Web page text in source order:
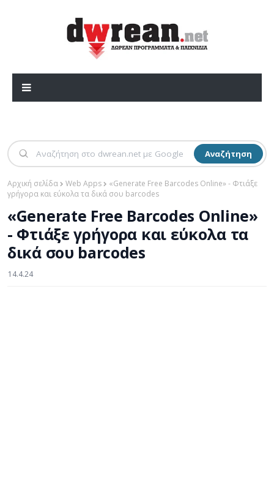
Αναζήτηση
Αρχική σελίδα Web Apps
«Generate Free Barcodes Online» - Φτιάξε
γρήγορα και εύκολα τα δικά σου barcodes
«Generate Free Barcodes Online»
- Φτιάξε γρήγορα και εύκολα τα
δικά σου barcodes
14.4.24